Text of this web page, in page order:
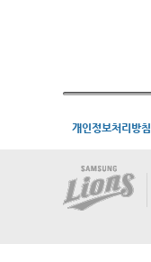
개인정보처리방침